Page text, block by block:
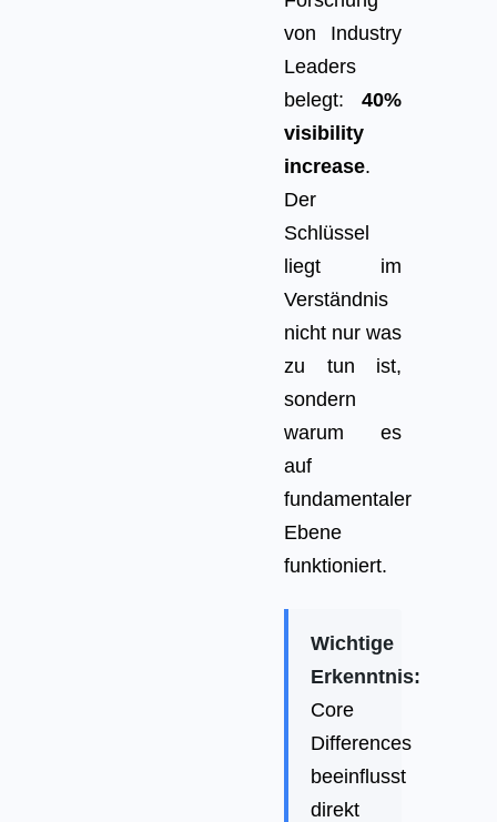
von Industry
Leaders
belegt: 40%
visibility
increase.
Der
Schlüssel
liegt im
Verständnis
nicht nur was
zu tun ist,
sondern
warum es
auf
fundamentaler
Ebene
funktioniert.
Wichtige
Erkenntnis:
Core
Differences
beeinflusst
direkt